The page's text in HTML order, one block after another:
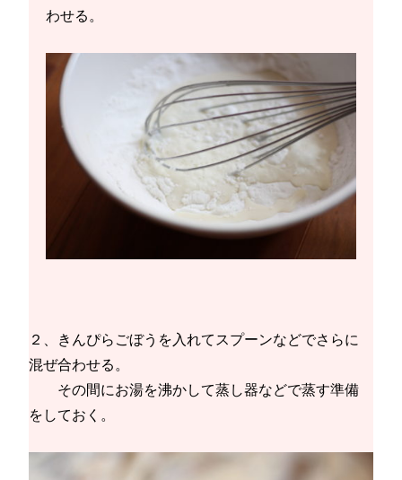
わせる。
２、きんぴらごぼうを入れてスプーンなどでさらに
混ぜ合わせる。
その間にお湯を沸かして蒸し器などで蒸す準備
をしておく。